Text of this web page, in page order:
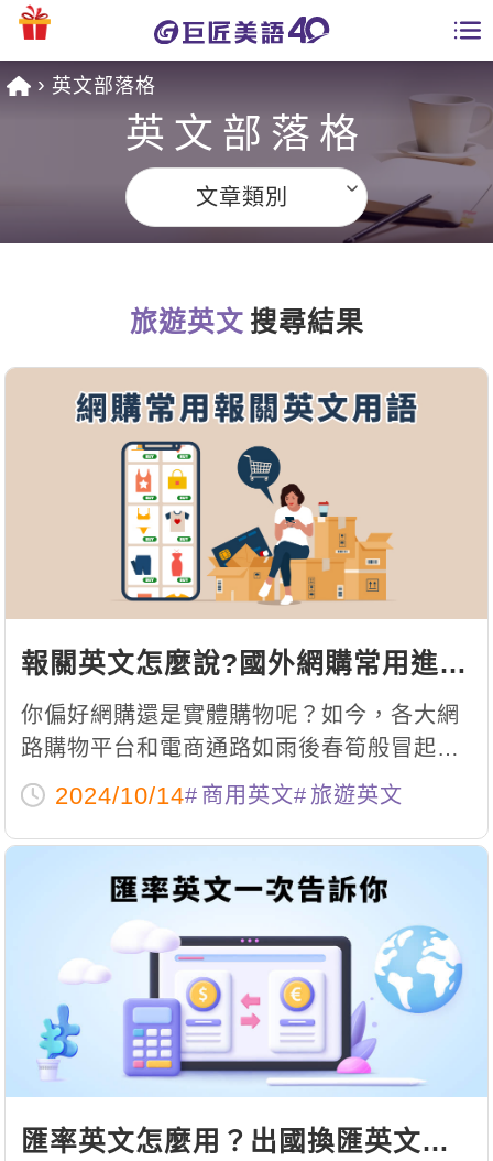
日語課程總表
商用英文
英文檢定
TOEIC 多益課程
IELTS 雅思課程
GEPT 全民英檢課程
TOEFL 托福課程
自然發音
英文聽力養成
旅遊英文
基礎字彙
CNN聽力強化
新聞英文
主題課程
ECAM
Let's Talk
線上真人
日語
西班牙語
外語即時通
企業訓練
點讀筆教材
數位學習教材
英文部落格
多益秒學堂
影音學英文
英文能力測驗
師資團隊
學員讚出來
Recruiting
英文部落格
英文部落格
文章類別
旅遊英文 搜尋結果
報關英文怎麼說?國外網購常用進出
口英文用語!
你偏好網購還是實體購物呢？如今，各大網
路購物平台和電商通路如雨後春筍般冒起，
運送速度、取貨便利性，以及售後服務也日
趨完善，讓網購變得毫無國界限制。現在，
連海外商品都能透過幾個簡單的點擊，直接
送到家中，簡直方便至極！
2024/10/14 商用英文 旅遊英文
匯率英文怎麼用？出國換匯英文怎